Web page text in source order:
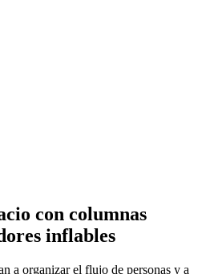
con columnas
inflables
a organizar el flujo de personas y a